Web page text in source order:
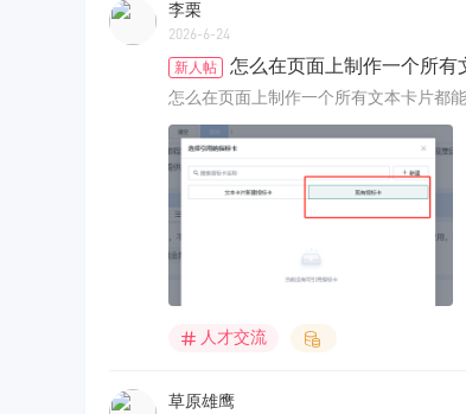
李栗
2026-6-24
新人帖 怎么在页面上制作一个所有
怎么在页面上制作一个所有文本卡片都
人才交流
草原雄鹰